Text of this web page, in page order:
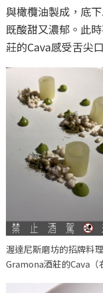
與橄欖油製成，底
既酸甜又濃郁。此
莊的Cava感受舌尖
渥達尼斯磨坊的招牌料
Gramona酒莊的Cava（